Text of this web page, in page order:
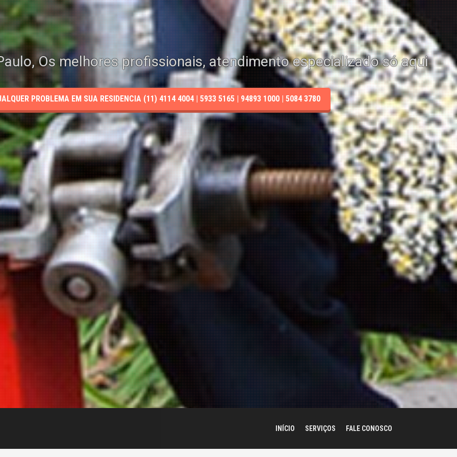
Os melhores profissionais, atendimento especializado só aqui
PROBLEMA EM SUA RESIDENCIA (11) 4114 4004 | 5933 5165 | 94893 1000 | 5084 3780
INÍCIO SERVIÇOS FALE CONOSCO